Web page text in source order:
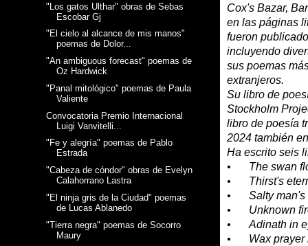
Cox's Bazar,
en las páginas
fueron
incluyendo
sus poemas
extranjeros.
Su libro de
Stockholm
libro de poesía
2024 también
Ha escrito seis
•
The swan
•
Thirst's
•
Salty
•
Unknown
•
Adinath in
•
Wax
"Los gatos Ulthar" obras de Sebas
Escobar Gj
"El cielo al alcance de mis manos"
poemas de Dolor...
"An ambiguous forecast" poemas de
Oz Hardwick
"Panal mitológico" poemas de Paula
Valiente
Convocatoria Premio Internacional
Luigi Vanvitelli...
"Fe y alegría" poemas de Pablo
Estrada
"Cabeza de cóndor" obras de Evelyn
Calahorrano Lastra
"El ninja gris de la Ciudad" poemas
de Lucas Ablanedo
"Tierra negra" poemas de Socorro
Maury